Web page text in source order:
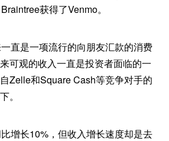
获得了Venmo。
直是一项流行的向朋友汇款的消费
可观的收入一直是投资者面临的一
Zelle和Square Cash等竞争对手的
。
增长10%，但收入增长速度却是去